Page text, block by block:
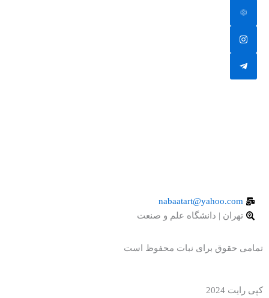
nabaatart@yahoo.com
تهران | دانشگاه علم و صنعت
تمامی حقوق برای نبات محفوظ است
کپی رایت 2024